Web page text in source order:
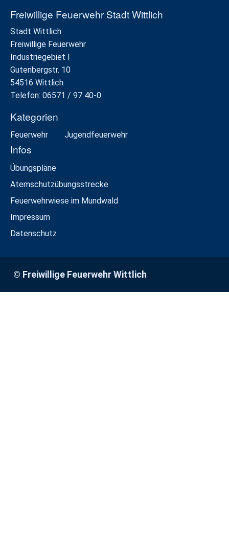
Freiwillige Feuerwehr Stadt Wittlich
Stadt Wittlich
Freiwillige Feuerwehr
Industriegebiet I
Gutenbergstr. 10
54516 Wittlich
Telefon: 06571 / 97 40-0
Kategorien
Feuerwehr Jugendfeuerwehr
Infos
Übungspläne
Atemschutzübungsstrecke
Feuerwehrwiese im Mundwald
Impressum
Datenschutz
© Freiwillige Feuerwehr Wittlich